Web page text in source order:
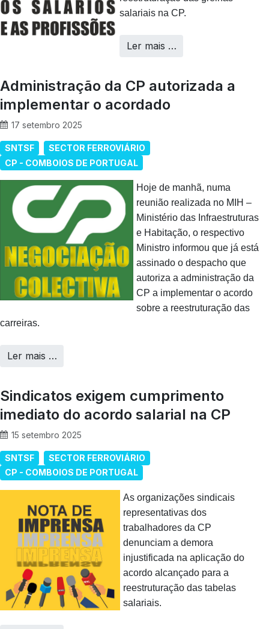
salariais na CP.
Ler mais …
Administração da CP autorizada a
implementar o acordado
17 setembro 2025
SNTSF
SECTOR FERROVIÁRIO
CP - COMBOIOS DE PORTUGAL
Hoje de manhã, numa
reunião realizada no MIH –
Ministério das Infraestruturas
e Habitação, o respectivo
Ministro informou que já está
assinado o despacho que
autoriza a administração da
CP a implementar o acordo
sobre a reestruturação das
carreiras.
Ler mais …
Sindicatos exigem cumprimento
imediato do acordo salarial na CP
15 setembro 2025
SNTSF
SECTOR FERROVIÁRIO
CP - COMBOIOS DE PORTUGAL
As organizações sindicais
representativas dos
trabalhadores da CP
denunciam a demora
injustificada na aplicação do
acordo alcançado para a
reestruturação das tabelas
salariais.